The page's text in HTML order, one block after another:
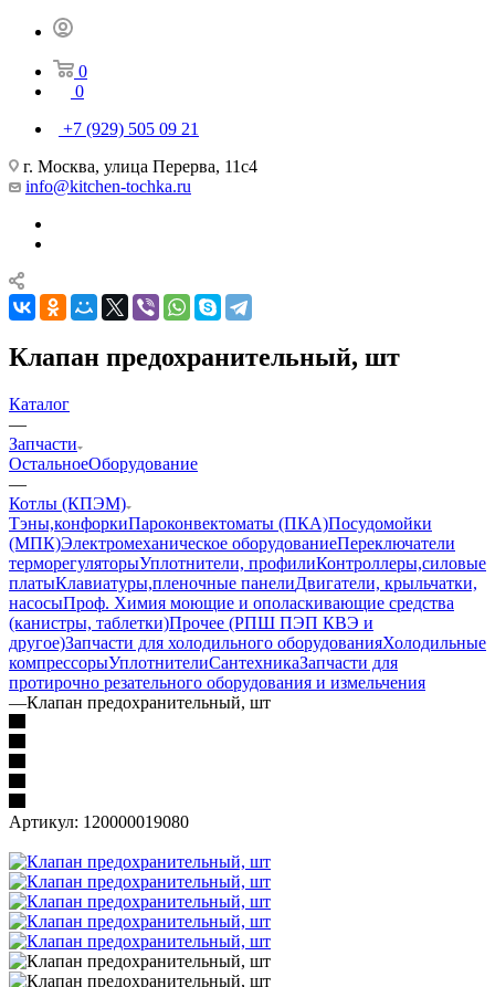
0
0
+7 (929) 505 09 21
г. Москва, улица Перерва, 11с4
info@kitchen-tochka.ru
Клапан предохранительный, шт
Каталог
—
Запчасти
ОстальноеОборудование
—
Котлы (КПЭМ)
Тэны,конфоркиПароконвектоматы (ПКА)Посудомойки
(МПК)Электромеханическое оборудованиеПереключатели
терморегуляторыУплотнители, профилиКонтроллеры,силовые
платыКлавиатуры,пленочные панелиДвигатели, крыльчатки,
насосыПроф. Химия моющие и ополаскивающие средства
(канистры, таблетки)Прочее (РПШ ПЭП КВЭ и
другое)Запчасти для холодильного оборудованияХолодильные
компрессорыУплотнителиСантехникаЗапчасти для
протирочно резательного оборудования и измельчения
—Клапан предохранительный, шт
Артикул: 120000019080